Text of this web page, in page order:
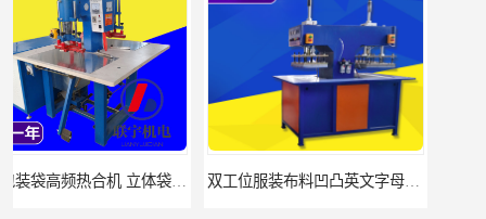
双工位服装布料凹凸英文字母压字机找联宇制造厂